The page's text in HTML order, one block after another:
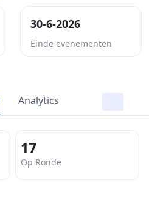
30-6-2026
Einde evenementen
Analytics
17
Op Ronde